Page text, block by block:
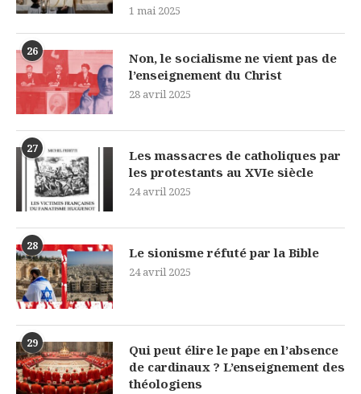
1 mai 2025
26
Non, le socialisme ne vient pas de
l’enseignement du Christ
28 avril 2025
27
Les massacres de catholiques par
les protestants au XVIe siècle
24 avril 2025
28 Le sionisme réfuté par la Bible
24 avril 2025
29
Qui peut élire le pape en l’absence
de cardinaux ? L’enseignement des
théologiens